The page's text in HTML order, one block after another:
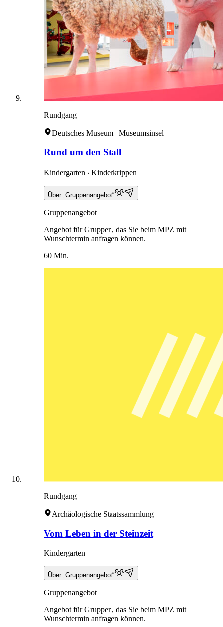
Rundgang
Deutsches Museum | Museumsinsel
Rund um den Stall
Kindergarten ‧ Kinderkrippen
Über „Gruppenangebot“
Gruppenangebot
Angebot für Gruppen, das Sie beim MPZ mit
Wunschtermin anfragen können.
60 Min.
Rundgang
Archäologische Staatssammlung
Vom Leben in der Steinzeit
Kindergarten
Über „Gruppenangebot“
Gruppenangebot
Angebot für Gruppen, das Sie beim MPZ mit
Wunschtermin anfragen können.